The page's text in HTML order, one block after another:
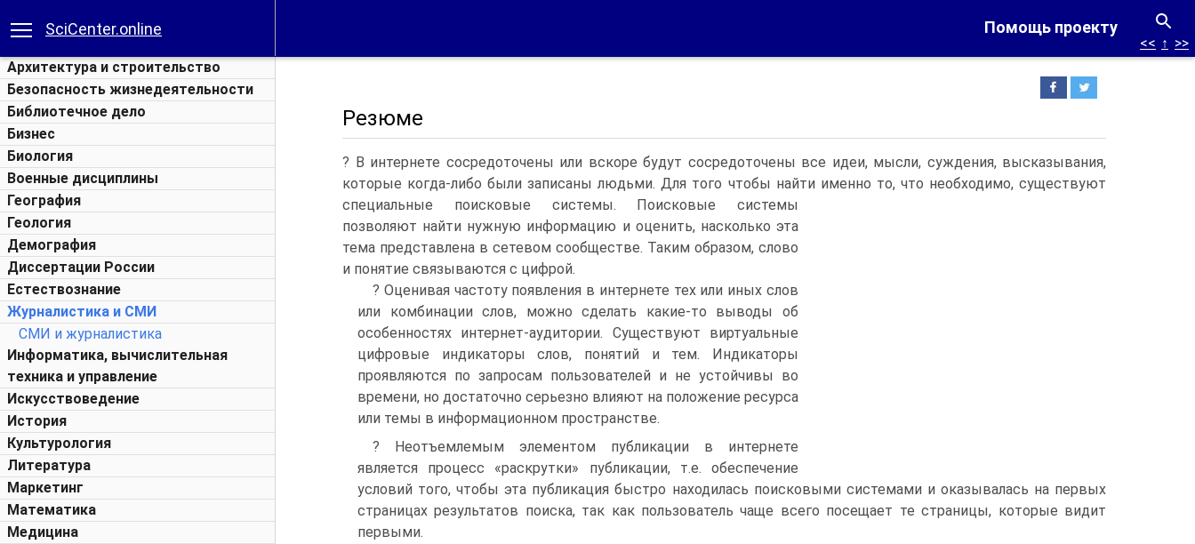
Помощь проекту
SciCenter.online
Архитектура и строительство
Безопасность жизнедеятельности
Библиотечное дело
Бизнес
Биология
Военные дисциплины
География
Геология
Демография
Диссертации России
Естествознание
Журналистика и СМИ
СМИ и журналистика
Информатика, вычислительная
техника и управление
Искусствоведение
История
Культурология
Литература
Маркетинг
Математика
Медицина
<< ↑ >>
Резюме
? В интернете сосредоточены или вскоре будут сосредоточены все идеи, мысли, суждения, высказывания,
которые когда-либо были записаны людьми. Для того чтобы найти именно то, что необходимо, существуют
специальные поисковые системы. Поисковые системы
позволяют найти нужную информацию и оценить, насколько эта
тема представлена в сетевом сообществе. Таким образом, слово
и понятие связываются с цифрой.
? Оценивая частоту появления в интернете тех или иных слов
или комбинации слов, можно сделать какие-то выводы об
особенностях интернет-аудитории. Существуют виртуальные
цифровые индикаторы слов, понятий и тем. Индикаторы
проявляются по запросам пользователей и не устойчивы во
времени, но достаточно серьезно влияют на положение ресурса
или темы в информационном пространстве.
? Неотъемлемым элементом публикации в интернете
является процесс «раскрутки» публикации, т.е. обеспечение
условий того, чтобы эта публикация быстро находилась поисковыми системами и оказывалась на первых
страницах результатов поиска, так как пользователь чаще всего посещает те страницы, которые видит
первыми.